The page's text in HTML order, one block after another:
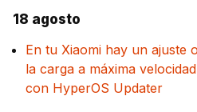
18 agosto
En tu Xiaomi hay un ajuste
la carga a máxima
con HyperOS Updater